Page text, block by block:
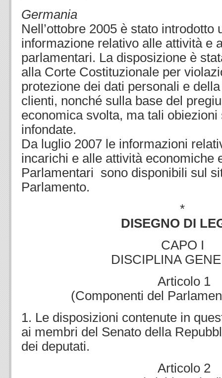
Germania
Nell’ottobre 2005 è stato introdotto
informazione relativo alle attività e
parlamentari. La disposizione è
alla Corte Costituzionale per
protezione dei dati personali e
clienti, nonché sulla base del
economica svolta, ma tali
infondate.
Da luglio 2007 le informazioni
incarichi e alle attività economiche
Parlamentari sono disponibili sul
Parlamento.
*
DISEGNO DI
CAPO I
DISCIPLINA
Articolo 1
(Componenti del
1. Le disposizioni contenute in
ai membri del Senato della
dei deputati.
Articolo 2